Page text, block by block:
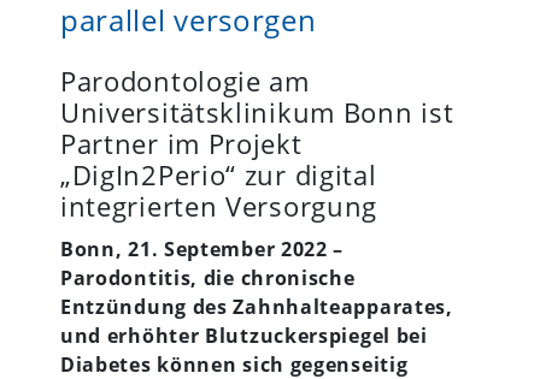
parallel versorgen
Parodontologie am
Universitätsklinikum Bonn ist
Partner im Projekt
„DigIn2Perio“ zur digital
integrierten Versorgung
Bonn, 21. September 2022 –
Parodontitis, die chronische
Entzündung des Zahnhalteapparates,
und erhöhter Blutzuckerspiegel bei
Diabetes können sich gegenseitig